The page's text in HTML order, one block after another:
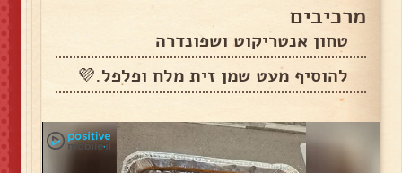
מרכיבים
טחון אנטריקוט ושפונדרה
להוסיף מעט שמן זית מלח ופלפל.💜